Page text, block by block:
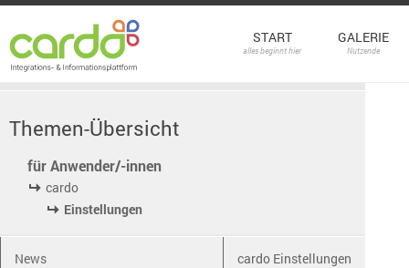
START
alles beginnt hier
GALERIE
Nutzende
Themen-Übersicht
für Anwender/-innen
cardo
Einstellungen
News
cardo Einstellungen